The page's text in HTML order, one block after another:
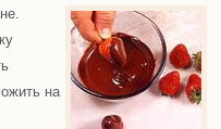
на